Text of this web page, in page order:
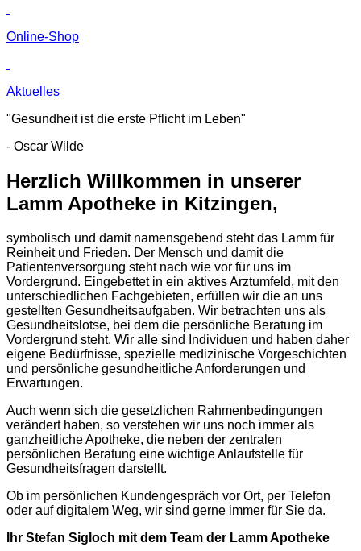
Online-Shop
Aktuelles
"Gesundheit ist die erste Pflicht im Leben"
- Oscar Wilde
Herzlich Willkommen in unserer
Lamm Apotheke in Kitzingen,
symbolisch und damit namensgebend steht das Lamm für
Reinheit und Frieden. Der Mensch und damit die
Patientenversorgung steht nach wie vor für uns im
Vordergrund. Eingebettet in ein aktives Arztumfeld, mit den
unterschiedlichen Fachgebieten, erfüllen wir die an uns
gestellten Gesundheitsaufgaben. Wir betrachten uns als
Gesundheitslotse, bei dem die persönliche Beratung im
Vordergrund steht. Wir alle sind Individuen und haben daher
eigene Bedürfnisse, spezielle medizinische Vorgeschichten
und persönliche gesundheitliche Anforderungen und
Erwartungen.
Auch wenn sich die gesetzlichen Rahmenbedingungen
verändert haben, so verstehen wir uns noch immer als
ganzheitliche Apotheke, die neben der zentralen
persönlichen Beratung eine wichtige Anlaufstelle für
Gesundheitsfragen darstellt.
Ob im persönlichen Kundengespräch vor Ort, per Telefon
oder auf digitalem Weg, wir sind gerne immer für Sie da.
Ihr Stefan Sigloch mit dem Team der Lamm Apotheke